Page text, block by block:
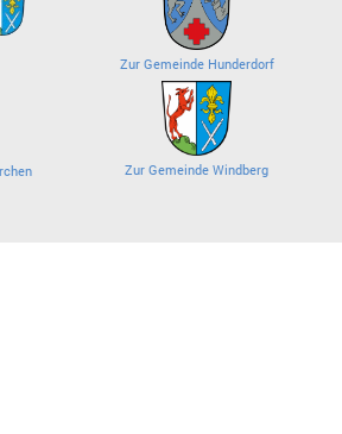
Zur Gemeinde Hunderdorf
Zur Gemeinde Windberg